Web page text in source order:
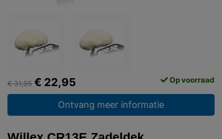
€ 31,95 € 22,95 Op voorraad
Ontvang meer informatie